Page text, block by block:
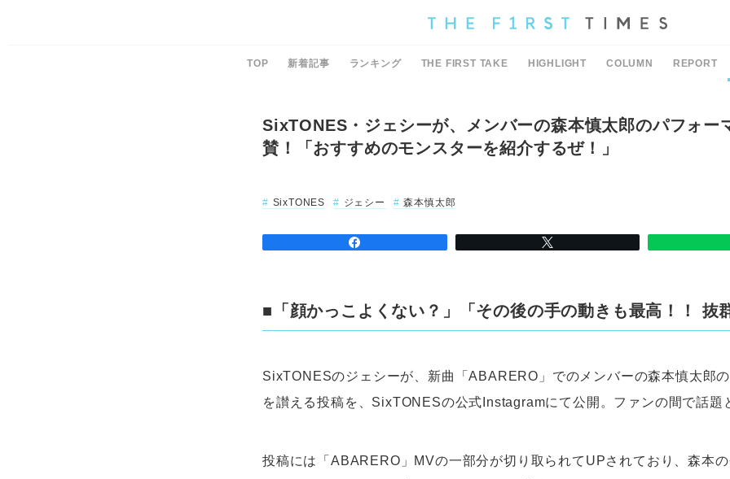
TOP 新着記事 ランキング THE FIRST TAKE HIGHLIGHT COLUMN REPORT
SixTONES・ジェシーが、メンバーの森本慎太郎のパフォー
賛！「おすすめのモンスターを紹介するぜ！」
SixTONES
ジェシー 森本慎太郎
■「顔かっこよくない？」「その後の手の動きも最高！！ 抜
SixTONESのジェシーが、新曲「ABARERO」でのメンバーの森本慎太郎
を讃える投稿を、SixTONESの公式Instagramにて公開。ファンの間で話題
投稿には「ABARERO」MVの一部分が切り取られてUPされており、森本